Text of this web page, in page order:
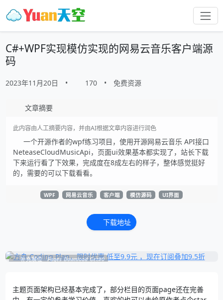
C#+WPF实现模仿实现的网易云音乐客户端源
码
2023年11月20日 • 170 • 免费资源
文章摘要
此内容由人工摘要内容，并由AI根据文章内容进行润色
一个开源作者的wpf练习项目，使用开源网易云音乐 API接口
NeteaseCloudMusicApi，页面ui效果基本都实现了，站长下载
下来运行看了下效果，完成度在8成左右的样子，整体感觉挺好
的，需要的可以下载看看。
WPF 网易云音乐 客户端 模仿源码 UI界面
下载地址
补充展位 Pages_Download_Get#0
主题页面架构已经基本完成了，部分栏目的页面page还在完善